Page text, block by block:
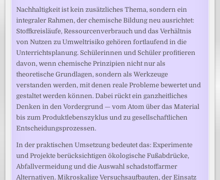
Nachhaltigkeit ist kein zusätzliches Thema, sondern ein
integraler Rahmen, der chemische Bildung neu ausrichtet:
Stoffkreisläufe, Ressourcenverbrauch und das Verhältnis
von Nutzen zu Umweltrisiko gehören fortlaufend in die
Unterrichtsplanung. Schülerinnen und Schüler profitieren
davon, wenn chemische Prinzipien nicht nur als
theoretische Grundlagen, sondern als Werkzeuge
verstanden werden, mit denen reale Probleme bewertet und
gestaltet werden können. Dabei rückt ein ganzheitliches
Denken in den Vordergrund — vom Atom über das Material
bis zum Produktlebenszyklus und zu gesellschaftlichen
Entscheidungsprozessen.
In der praktischen Umsetzung bedeutet das: Experimente
und Projekte berücksichtigen ökologische Fußabdrücke,
Abfallvermeidung und die Auswahl schadstoffarmer
Alternativen. Mikroskalige Versuchsaufbauten, der Einsatz